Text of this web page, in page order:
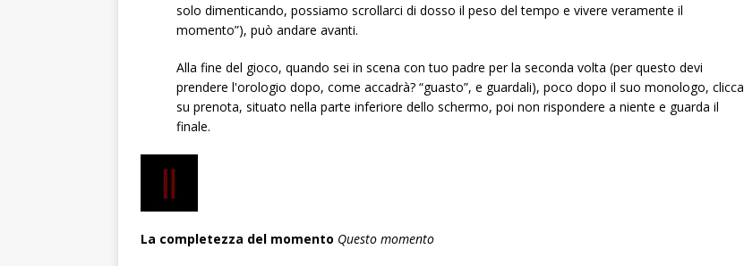
solo dimenticando, possiamo scrollarci di dosso il peso del tempo e vivere veramente il
momento”), può andare avanti.
Alla fine del gioco, quando sei in scena con tuo padre per la seconda volta (per questo devi
prendere l'orologio dopo, come accadrà? “guasto”, e guardali), poco dopo il suo monologo, clicca
su prenota, situato nella parte inferiore dello schermo, poi non rispondere a niente e guarda il
finale.
La completezza del momento Questo momento